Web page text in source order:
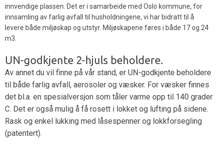
innvendige plassen. Det er i samarbeide med Oslo kommune, for
innsamling av farlig avfall til husholdningene, vi har bidratt til å
levere både miljøskap og utstyr. Miljøskapene føres i både 17 og 24
m3.
UN-godkjente 2-hjuls beholdere.
Av annet du vil finne på vår stand, er UN-godkjente beholdere
til både farlig avfall, aerosoler og væsker. For væsker finnes
det bl.a. en spesialversjon som tåler varme opp til 140 grader
C. Det er også mulig å få rosett i lokket og lufting på sidene.
Rask og enkel lukking med låsespenner og lokkforsegling
(patentert).